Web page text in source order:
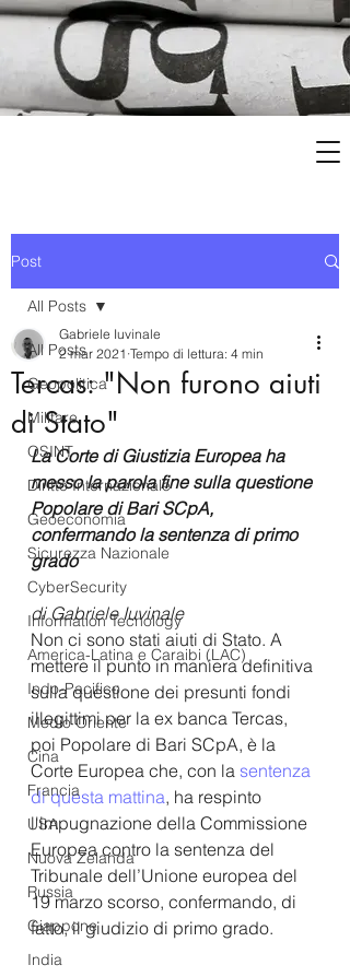
Post
All Posts
Geopolitica
Militare
OSINT
Diritto Internazionale
Geoeconomia
Sicurezza Nazionale
CyberSecurity
Information Tecnology
America-Latina e Caraibi (LAC)
Indo-Pacifico
Medio Oriente
Cina
Francia
USA
Nuova Zelanda
Russia
Giappone
India
All Posts
Tercas: "Non furono aiuti
di Stato"
Gabriele Iuvinale
2 mar 2021 Tempo di lettura: 4 min
La Corte di Giustizia Europea ha
messo la parola fine sulla questione
Popolare di Bari SCpA,
confermando la sentenza di primo
grado
di Gabriele Iuvinale
Non ci sono stati aiuti di Stato. A
mettere il punto in maniera definitiva
sulla questione dei presunti fondi
illegittimi per la ex banca Tercas,
poi Popolare di Bari SCpA, è la
Corte Europea che, con la sentenza
di questa mattina, ha respinto
l'impugnazione della Commissione
Europea contro la sentenza del
Tribunale dell’Unione europea del
19 marzo scorso, confermando, di
fatto, il giudizio di primo grado.